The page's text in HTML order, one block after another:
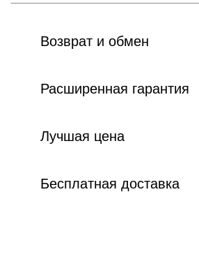
Возврат и обмен
Расширенная гарантия
Лучшая цена
Бесплатная доставка